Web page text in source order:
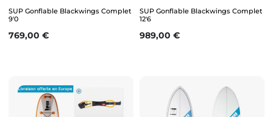
SUP Gonflable Blackwings Complet
9'0
Prix
769,00 €
SUP Gonflable Blackwings Complet
12'6
Prix
989,00 €